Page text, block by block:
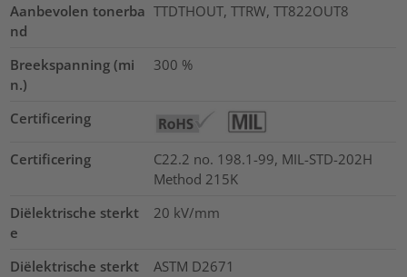
Aanbevolen tonerba
nd
TTDTHOUT, TTRW, TT822OUT8
Breekspanning (mi
n.)
300 %
Certificering
Certificering
C22.2 no. 198.1-99, MIL-STD-202H
Method 215K
Diëlektrische sterkt
e
20 kV/mm
Diëlektrische sterkt
ASTM D2671